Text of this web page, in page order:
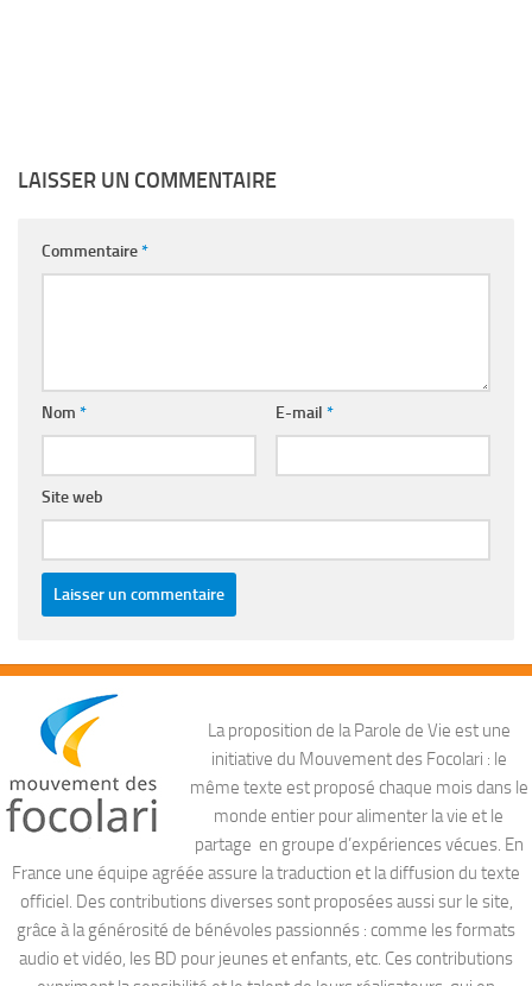
LAISSER UN COMMENTAIRE
Commentaire*
Nom * E-mail *
Site web
La proposition de la Parole de Vie est une
initiative du Mouvement des Focolari : le
même texte est proposé chaque mois dans le
monde entier pour alimenter la vie et le
partage en groupe d’expériences vécues. En
France une équipe agréée assure la traduction et la diffusion du texte
officiel. Des contributions diverses sont proposées aussi sur le site,
grâce à la générosité de bénévoles passionnés : comme les formats
audio et vidéo, les BD pour jeunes et enfants, etc. Ces contributions